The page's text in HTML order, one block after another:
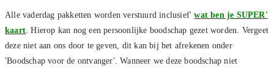
Alle vaderdag pakketten worden verstuurd inclusief'wat ben je SUPER'
kaart. Hierop kan nog een persoonlijke boodschap gezet worden. Vergeet
deze niet aan ons door te geven, dit kan bij het afrekenen onder
'Boodschap voor de ontvanger'. Wanneer we deze boodschap niet